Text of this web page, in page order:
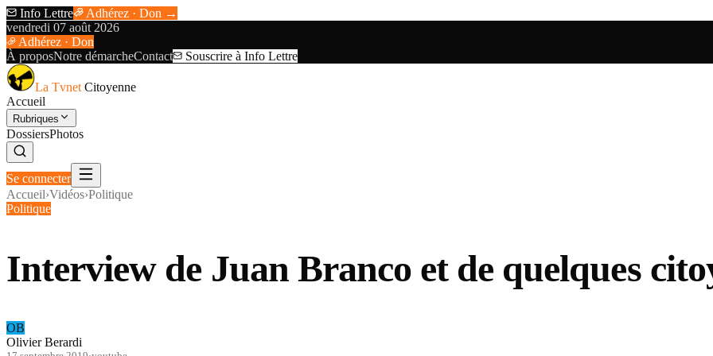
Info Lettre
Adhérez · Don →
vendredi 07 août 2026
Adhérez · Don
À proposNotre démarcheContact Souscrire à Info Lettre
La Tvnet Citoyenne
Accueil
Rubriques
DossiersPhotos
Se connecter
Accueil›Vidéos›Politique
Politique
Interview de Juan Branco et de quelques
OB
Olivier Berardi